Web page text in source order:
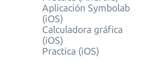
Aplicación Symbolab
(iOS)
Calculadora gráfica
(iOS)
Practica (iOS)